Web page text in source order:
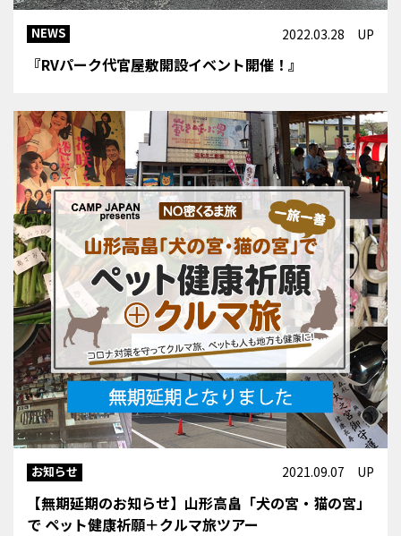
NEWS 2022.03.28 UP
『RVパーク代官屋敷開設イベント開催！』
お知らせ 2021.09.07 UP
【無期延期のお知らせ】山形高畠「犬の宮・猫の宮」
で ペット健康祈願＋クルマ旅ツアー